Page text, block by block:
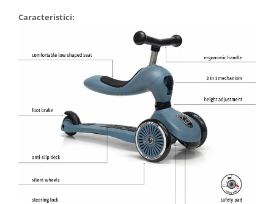
Caracteristici: